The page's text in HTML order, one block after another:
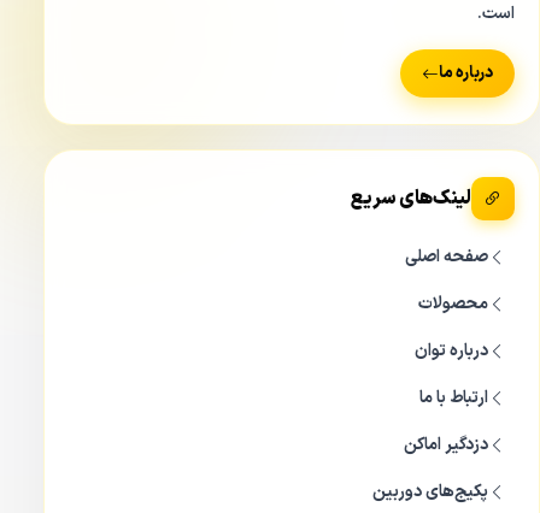
است.
درباره ما
لینک‌های سریع
صفحه اصلی
محصولات
درباره توان
ارتباط با ما
دزدگیر اماکن
پکیج‌های دوربین